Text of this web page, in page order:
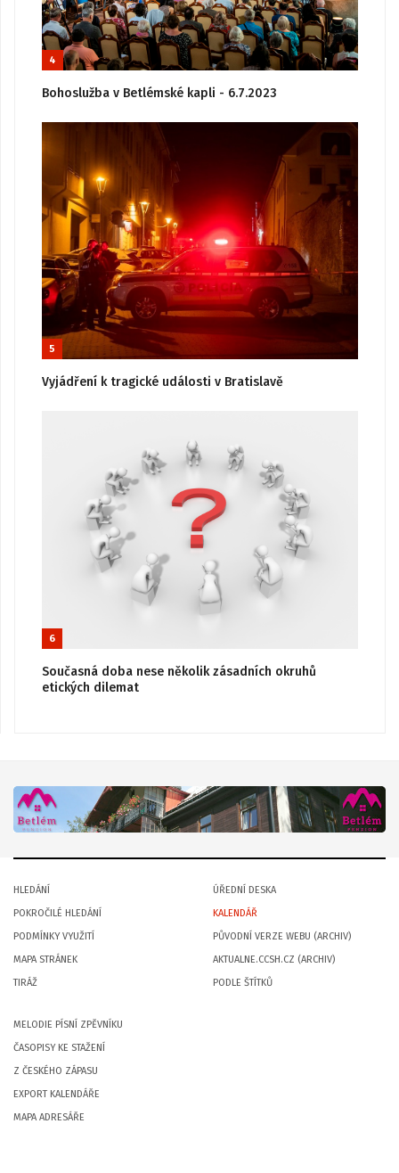
4
Bohoslužba v Betlémské kapli - 6.7.2023
5
Vyjádření k tragické události v Bratislavě
6
Současná doba nese několik zásadních okruhů
etických dilemat
HLEDÁNÍ
POKROČILÉ HLEDÁNÍ
PODMÍNKY VYUŽITÍ
MAPA STRÁNEK
TIRÁŽ
ÚŘEDNÍ DESKA
KALENDÁŘ
PŮVODNÍ VERZE WEBU (ARCHIV)
AKTUALNE.CCSH.CZ (ARCHIV)
PODLE ŠTÍTKŮ
MELODIE PÍSNÍ ZPĚVNÍKU
ČASOPISY KE STAŽENÍ
Z ČESKÉHO ZÁPASU
EXPORT KALENDÁŘE
MAPA ADRESÁŘE